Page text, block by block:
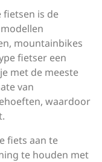
fietsen is de
mountainbikes
fietser een
met de meeste
van
waardoor
fiets aan te
te houden met